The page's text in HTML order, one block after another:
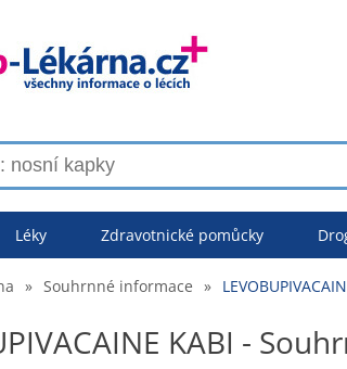
Léky Zdravotnické pomůcky
» Souhrnné informace »
KABI -